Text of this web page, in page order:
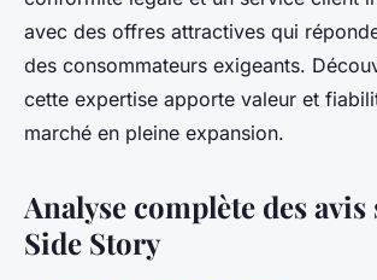
Victor •16/09/2025 07:46•8 min de lecture
avec des offres attractives qui
des consommateurs exigeants.
cette expertise apporte valeur et
marché en pleine expansion.
Analyse complète des avis
Side Story